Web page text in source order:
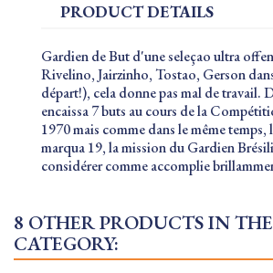
PRODUCT DETAILS
Gardien de But d'une seleçao ultra
Rivelino, Jairzinho, Tostao, Gerson
départ!), cela donne pas mal de travail.
encaissa 7 buts au cours de la
1970 mais comme dans le même temps,
marqua 19, la mission du Gardien
considérer comme accomplie
8 OTHER PRODUCTS IN
CATEGORY: